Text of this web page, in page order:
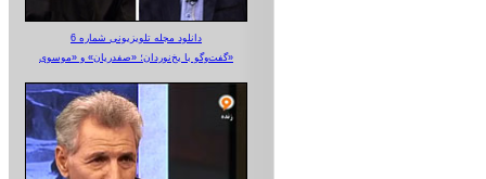
دانلود مجله تلویزیونی شماره 6
گفت‌وگو با یخ‌نوردان؛ «صفدریان» و «موسوی»